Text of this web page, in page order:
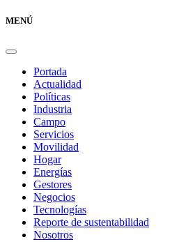
MENÚ
Portada
Actualidad
Políticas
Industria
Campo
Servicios
Movilidad
Hogar
Energías
Gestores
Negocios
Tecnologías
Reporte de sustentabilidad
Nosotros